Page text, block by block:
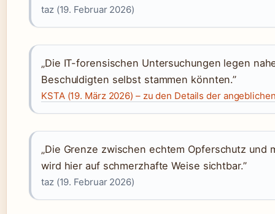
taz (19. Februar 2026)
„Die IT-forensischen Untersuchungen legen
Beschuldigten selbst stammen könnten.”
KSTA (19. März 2026) – zu den Details der
„Die Grenze zwischen echtem Opferschutz und
wird hier auf schmerzhafte Weise sichtbar.”
taz (19. Februar 2026)